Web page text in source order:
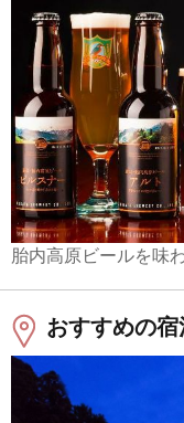
胎内高原ビールを味
おすすめの